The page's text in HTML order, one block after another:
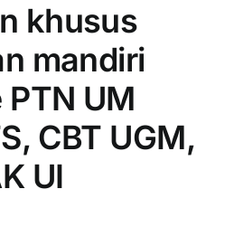
US
khusus
mandiri
UM
CBT UGM,
UI